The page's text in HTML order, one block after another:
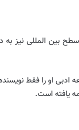
المللی نیز به
ادبی او را فقط
یافته است.